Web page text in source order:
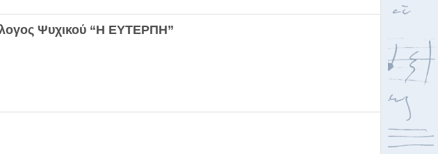
Χορωδιών
Βιωματική διδασκαλία για Μαέστρου...
Ψυχικού “Η ΕΥΤΕΡΠΗ”